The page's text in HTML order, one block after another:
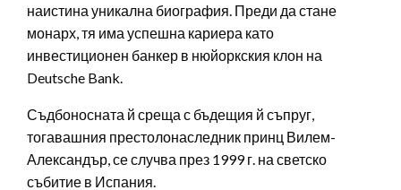
наистина уникална биография. Преди да стане
монарх, тя има успешна кариера като
инвестиционен банкер в нюйоркския клон на
Deutsche Bank.
Съдбоносната й среща с бъдещия й съпруг,
тогавашния престолонаследник принц Вилем-
Александър, се случва през 1999 г. на светско
събитие в Испания.